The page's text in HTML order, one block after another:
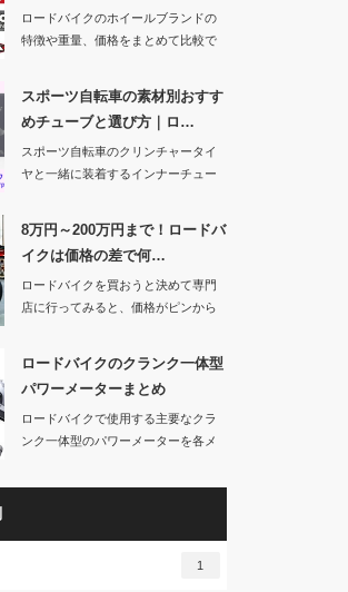
ロードバイクのホイールブランドの
特徴や重量、価格をまとめて比較で
スポーツ自転車の素材別おすす
めチューブと選び方｜ロ…
スポーツ自転車のクリンチャータイ
ヤと一緒に装着するインナーチュー
8万円～200万円まで！ロードバ
イクは価格の差で何…
ロードバイクを買おうと決めて専門
店に行ってみると、価格がピンから
ロードバイクのクランク一体型
パワーメーターまとめ
ロードバイクで使用する主要なクラ
ンク一体型のパワーメーターを各メ
1